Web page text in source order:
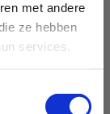
met andere
ze hebben
services.